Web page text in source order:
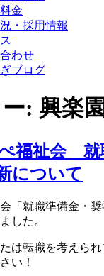
金
・採用情報
わせ
ブログ
: 興楽
福祉会 就
について
「就職準備金・
した。
は転職を考えら
い！